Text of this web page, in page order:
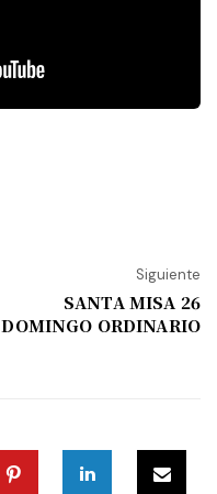
Siguiente
SANTA MISA 26
DOMINGO ORDINARIO